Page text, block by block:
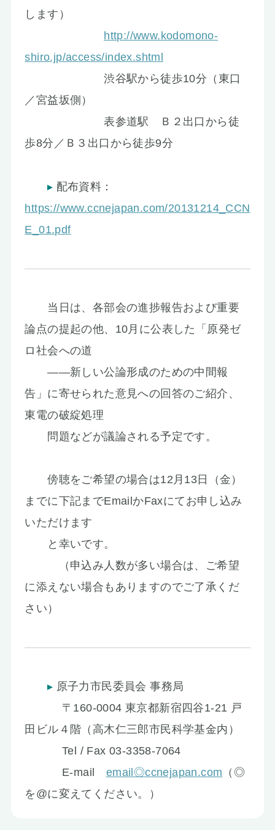
します）
http://www.kodomono-
shiro.jp/access/index.shtml
渋谷駅から徒歩10分（東口
／宮益坂側）
表参道駅 Ｂ２出口から徒
歩8分／Ｂ３出口から徒歩9分
配布資料：
https://www.ccnejapan.com/20131214_CCN
E_01.pdf
当日は、各部会の進捗報告および重要
論点の提起の他、10月に公表した「原発ゼ
ロ社会への道
――新しい公論形成のための中間報
告」に寄せられた意見への回答のご紹介、
東電の破綻処理
問題などが議論される予定です。
傍聴をご希望の場合は12月13日（金）
までに下記までEmailかFaxにてお申し込み
いただけます
と幸いです。
（申込み人数が多い場合は、ご希望
に添えない場合もありますのでご了承くだ
さい）
原子力市民委員会 事務局
〒160-0004 東京都新宿四谷1-21 戸
田ビル４階（高木仁三郎市民科学基金内）
Tel / Fax 03-3358-7064
E-mail email◎ccnejapan.com （◎
を@に変えてください。）